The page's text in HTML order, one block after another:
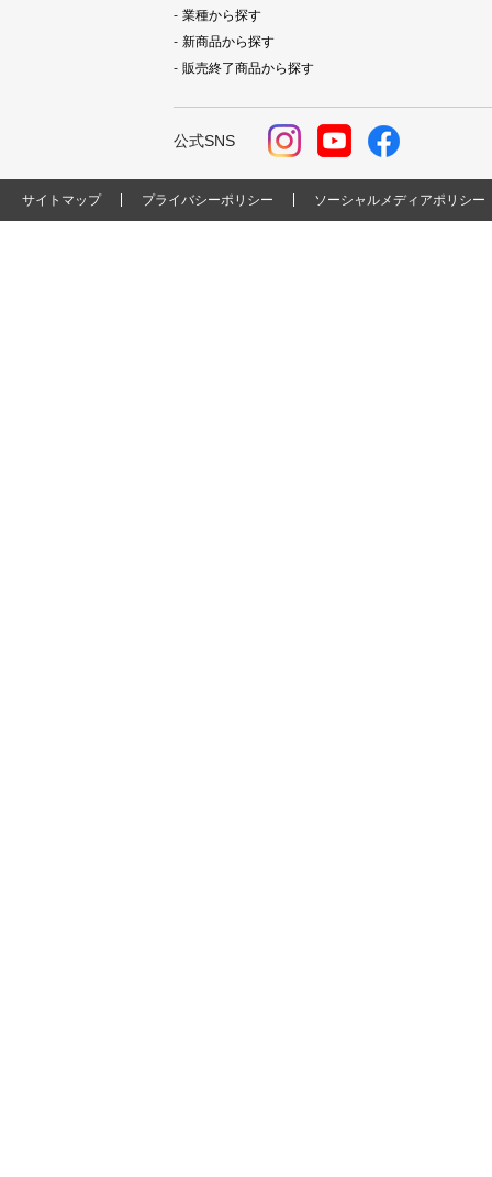
業種から探す
新商品から探す
販売終了商品から探す
公式SNS
サイトマップ プライバシーポリシー ソーシャルメディアポリシー